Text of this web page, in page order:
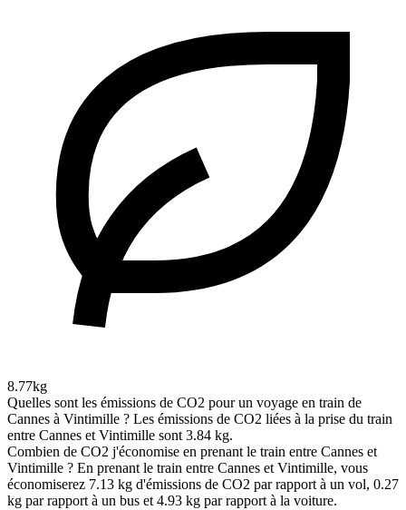
8.77kg
Quelles sont les émissions de CO2 pour un voyage en train de
Cannes à Vintimille ? Les émissions de CO2 liées à la prise du train
entre Cannes et Vintimille sont 3.84 kg.
Combien de CO2 j'économise en prenant le train entre Cannes et
Vintimille ? En prenant le train entre Cannes et Vintimille, vous
économiserez 7.13 kg d'émissions de CO2 par rapport à un vol, 0.27
kg par rapport à un bus et 4.93 kg par rapport à la voiture.